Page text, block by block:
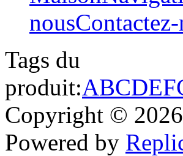
nous
Tags du
produit:ABCDEF
Copyright © 2026
Powered by